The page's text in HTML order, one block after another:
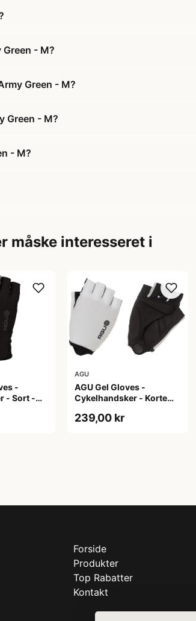
- M?
Green - M?
Green - M?
- M?
måske interesseret i
-
- Sort -
AGU
AGU Gel Gloves -
Cykelhandsker - Korte
239,00 kr
Forside
Produkter
Top Rabatter
Kontakt